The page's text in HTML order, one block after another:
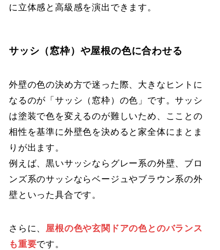
に立体感と高級感を演出できます。
サッシ（窓枠）や屋根の色に合わせる
外壁の色の決め方で迷った際、大きなヒントに
なるのが「サッシ（窓枠）の色」です。サッシ
は塗装で色を変えるのが難しいため、こことの
相性を基準に外壁色を決めると家全体にまとま
りが出ます。
例えば、黒いサッシならグレー系の外壁、ブロ
ンズ系のサッシならベージュやブラウン系の外
壁といった具合です。
さらに、 屋根の色や玄関ドアの色とのバランス
も重要です。